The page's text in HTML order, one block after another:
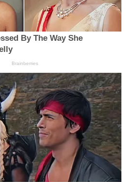
By The Way She
Brainberries